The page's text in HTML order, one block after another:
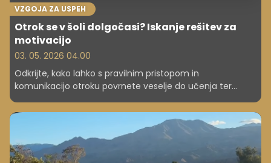
VZGOJA ZA USPEH
Otrok se v šoli dolgočasi? Iskanje rešitev za
motivacijo
03. 05. 2026 04.00
Odkrijte, kako lahko s pravilnim pristopom in
komunikacijo otroku povrnete veselje do učenja ter
preprečite apatijo v šoli.